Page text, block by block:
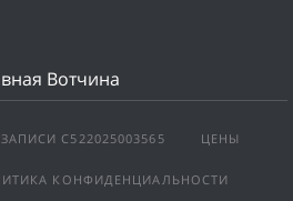
Вотчина
С522025003565 ЦЕНЫ
КОНФИДЕНЦИАЛЬНОСТИ